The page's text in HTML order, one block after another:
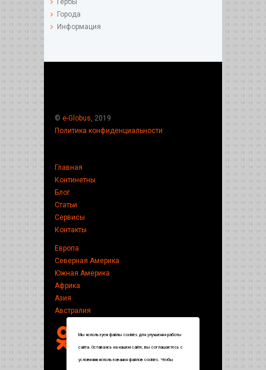
Гербы
Города
Информация
© e-Globus, 2019
Политика конфиденциальности
Главная
Континетны
Блог
Статьи
Сервисы
Контакты
Европа
Северная Америка
Южная Америка
Африка
Азия
Австралия
Мы используем файлы cookies для улучшения работы
сайта. Оставаясь на нашем сайте, вы соглашаетесь с
условиями использования файлов cookies. Чтобы